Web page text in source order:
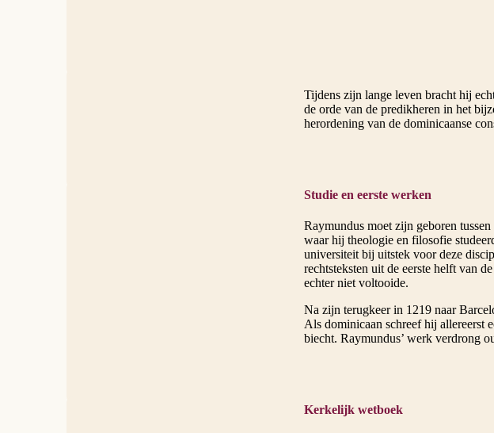
Tijdens zijn lange leven bracht hij
de orde van de predikheren in het
herordening van de dominicaanse
Studie en eerste werken
Raymundus moet zijn geboren
waar hij theologie en filosofie
universiteit bij uitstek voor deze
rechtsteksten uit de eerste helft van
echter niet voltooide.
Na zijn terugkeer in 1219 naar
Als dominicaan schreef hij allereerst
biecht. Raymundus’ werk verdrong
Kerkelijk wetboek